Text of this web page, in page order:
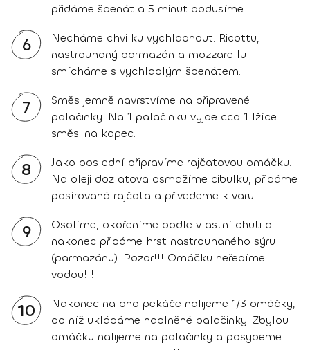
přidáme špenát a 5 minut podusíme.
6
Necháme chvilku vychladnout. Ricottu,
nastrouhaný parmazán a mozzarellu
smícháme s vychladlým špenátem.
7
Směs jemně navrstvíme na připravené
palačinky. Na 1 palačinku vyjde cca 1 lžíce
směsi na kopec.
8
Jako poslední připravíme rajčatovou omáčku.
Na oleji dozlatova osmažíme cibulku, přidáme
pasírovaná rajčata a přivedeme k varu.
9
Osolíme, okořeníme podle vlastní chuti a
nakonec přidáme hrst nastrouhaného sýru
(parmazánu). Pozor!!! Omáčku neředíme
vodou!!!
10
Nakonec na dno pekáče nalijeme 1/3 omáčky,
do níž ukládáme naplněné palačinky. Zbylou
omáčku nalijeme na palačinky a posypeme